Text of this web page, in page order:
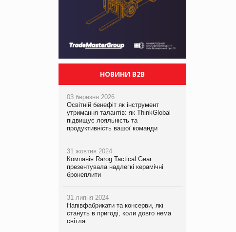
НОВИНИ B2B
03 березня 2026
Освітній бенефіт як інструмент
утримання талантів: як ThinkGlobal
підвищує лояльність та
продуктивність вашої команди
31 жовтня 2024
Компанія Rarog Tactical Gear
презентувала надлегкі керамічні
бронеплити
31 липня 2024
Напівфабрикати та консерви, які
стануть в пригоді, коли довго нема
світла